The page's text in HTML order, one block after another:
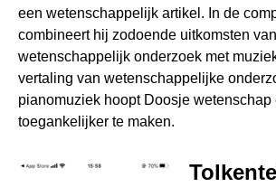
een wetenschappelijk artikel. In de
combineert hij zodoende uitkomsten
wetenschappelijk onderzoek met
vertaling van wetenschappelijke
pianomuziek hoopt Doosje wetenschap
toegankelijker te maken.